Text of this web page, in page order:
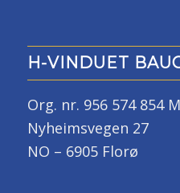
H-VINDUET
Org. nr. 956 574 854
Nyheimsvegen 27
NO – 6905 Florø